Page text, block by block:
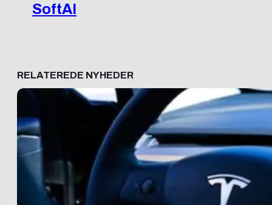
SoftAI
RELATEREDE NYHEDER